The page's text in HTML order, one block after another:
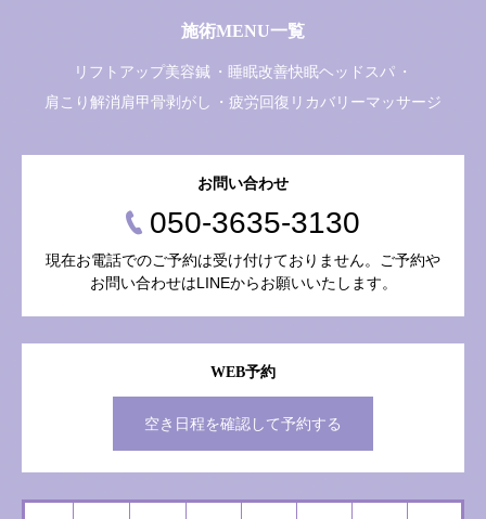
施術MENU一覧
リフトアップ美容鍼
睡眠改善快眠ヘッドスパ
肩こり解消肩甲骨剥がし
疲労回復リカバリーマッサージ
WEB予約
空き日程を確認して予約する
お問い合わせ
050-3635-3130
現在お電話でのご予約は受け付けておりません。ご予約や
お問い合わせはLINEからお願いいたします。